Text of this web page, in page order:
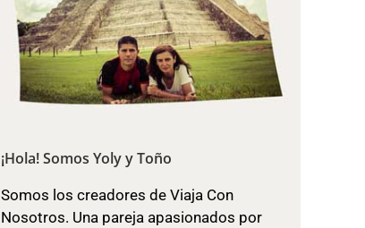
¡Hola! Somos Yoly y Toño
Somos los creadores de Viaja Con
Nosotros. Una pareja apasionados por